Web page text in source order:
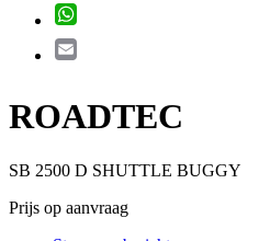
ROADTEC
SB 2500 D SHUTTLE BUGGY
Prijs op aanvraag